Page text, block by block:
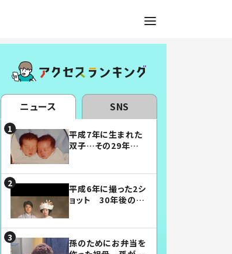
ニュース SNS
平成7年に生まれた
双子…その29年後
平成6年に撮った2シ
ョット 30年後の姿
孫のためにお弁当を